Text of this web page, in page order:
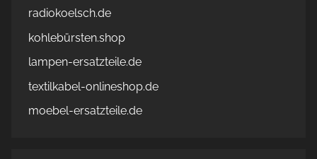
radiokoelsch.de
kohlebürsten.shop
lampen-ersatzteile.de
textilkabel-onlineshop.de
moebel-ersatzteile.de